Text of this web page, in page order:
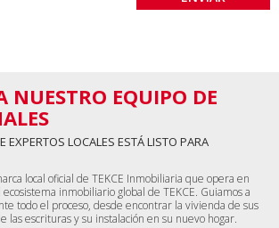
NUESTRO EQUIPO DE
EXPERTOS LOCALES ESTÁ LISTO PARA
local oficial de TEKCE Inmobiliaria que opera en
inmobiliario global de TEKCE. Guiamos a
todo el proceso, desde encontrar la vivienda de sus
las escrituras y su instalación en su nuevo hogar.